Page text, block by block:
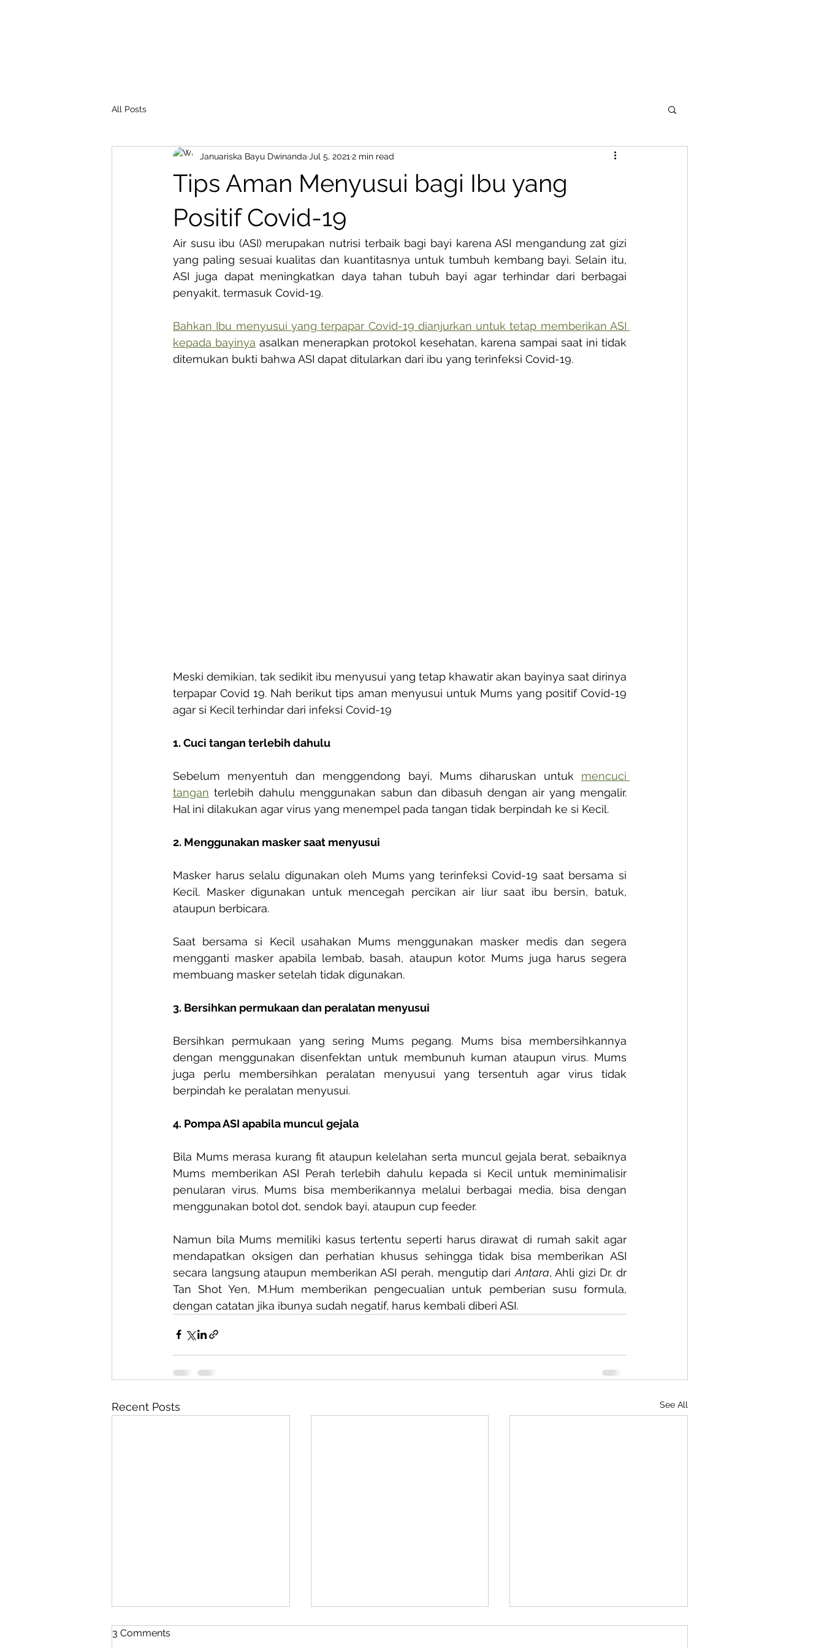
All Posts
Tips Aman Menyusui bagi Ibu yang
Positif Covid-19
Januariska Bayu Dwinanda Jul 5, 2021 2 min read
Air susu ibu (ASI) merupakan nutrisi terbaik bagi bayi karena ASI mengandung zat gizi
yang paling sesuai kualitas dan kuantitasnya untuk tumbuh kembang bayi. Selain itu,
ASI juga dapat meningkatkan daya tahan tubuh bayi agar terhindar dari berbagai
penyakit, termasuk Covid-19.
Bahkan Ibu menyusui yang terpapar Covid-19 dianjurkan untuk tetap memberikan ASI
kepada bayinya asalkan menerapkan protokol kesehatan, karena sampai saat ini tidak
ditemukan bukti bahwa ASI dapat ditularkan dari ibu yang terinfeksi Covid-19.
Meski demikian, tak sedikit ibu menyusui yang tetap khawatir akan bayinya saat dirinya
terpapar Covid 19. Nah berikut tips aman menyusui untuk Mums yang positif Covid-19
agar si Kecil terhindar dari infeksi Covid-19
1. Cuci tangan terlebih dahulu
Sebelum menyentuh dan menggendong bayi, Mums diharuskan untuk mencuci
tangan terlebih dahulu menggunakan sabun dan dibasuh dengan air yang mengalir.
Hal ini dilakukan agar virus yang menempel pada tangan tidak berpindah ke si Kecil.
2. Menggunakan masker saat menyusui
Masker harus selalu digunakan oleh Mums yang terinfeksi Covid-19 saat bersama si
Kecil. Masker digunakan untuk mencegah percikan air liur saat ibu bersin, batuk,
ataupun berbicara.
Saat bersama si Kecil usahakan Mums menggunakan masker medis dan segera
mengganti masker apabila lembab, basah, ataupun kotor. Mums juga harus segera
membuang masker setelah tidak digunakan.
3. Bersihkan permukaan dan peralatan menyusui
Bersihkan permukaan yang sering Mums pegang. Mums bisa membersihkannya
dengan menggunakan disenfektan untuk membunuh kuman ataupun virus. Mums
juga perlu membersihkan peralatan menyusui yang tersentuh agar virus tidak
berpindah ke peralatan menyusui.
4. Pompa ASI apabila muncul gejala
Bila Mums merasa kurang fit ataupun kelelahan serta muncul gejala berat, sebaiknya
Mums memberikan ASI Perah terlebih dahulu kepada si Kecil untuk meminimalisir
penularan virus. Mums bisa memberikannya melalui berbagai media, bisa dengan
menggunakan botol dot, sendok bayi, ataupun cup feeder.
Namun bila Mums memiliki kasus tertentu seperti harus dirawat di rumah sakit agar
mendapatkan oksigen dan perhatian khusus sehingga tidak bisa memberikan ASI
secara langsung ataupun memberikan ASI perah, mengutip dari Antara, Ahli gizi Dr. dr
Tan Shot Yen, M.Hum memberikan pengecualian untuk pemberian susu formula,
dengan catatan jika ibunya sudah negatif, harus kembali diberi ASI.
Recent Posts See All
3 Comments